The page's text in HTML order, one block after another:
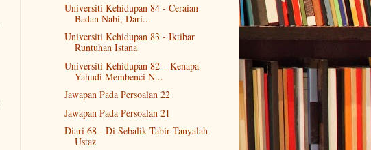
Universiti Kehidupan 84 - Ceraian
Badan Nabi, Dari...
Universiti Kehidupan 83 - Iktibar
Runtuhan Istana
Universiti Kehidupan 82 – Kenapa
Yahudi Membenci N...
Jawapan Pada Persoalan 22
Jawapan Pada Persoalan 21
Diari 68 - Di Sebalik Tabir Tanyalah
Ustaz